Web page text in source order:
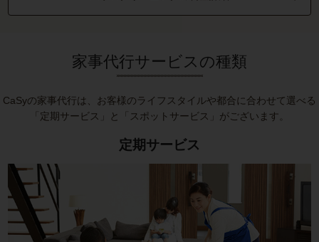
家事代行サービスの種類
CaSyの家事代行は、お客様のライフスタイルや都合に合わせて選べる
「定期サービス」と「スポットサービス」がございます。
定期サービス